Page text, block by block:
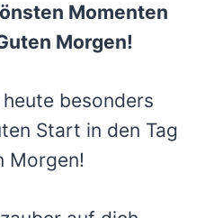
Momenten
Morgen!
besonders
Start in den Tag
Morgen!